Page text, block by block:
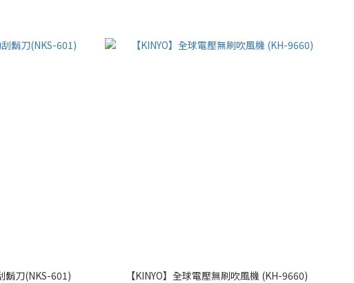
鬍刀(NKS-601) 【KINYO】全球電壓無刷吹風機 (KH-9660)